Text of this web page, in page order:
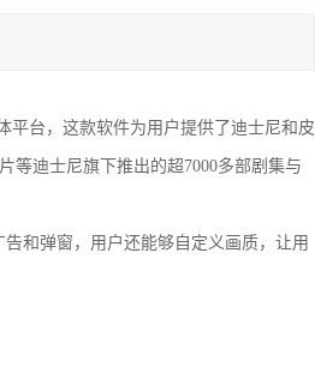
平台，这款软件为用户提供了迪士尼和皮
等迪士尼旗下推出的超7000多部剧集与
和弹窗，用户还能够自定义画质，让用